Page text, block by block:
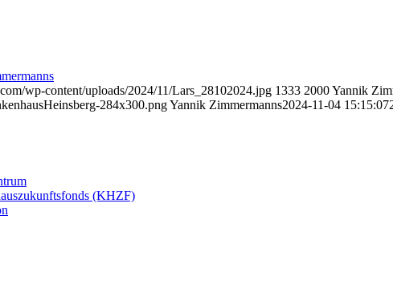
wp-content/uploads/2024/11/Lars_28102024.jpg 1333 2000Yannik
284x300.pngYannik Zimmermanns2024-11-04 15:15:07
(KHZF)